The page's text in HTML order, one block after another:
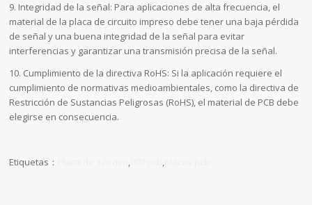
9. Integridad de la señal: Para aplicaciones de alta frecuencia, el
material de la placa de circuito impreso debe tener una baja pérdida
de señal y una buena integridad de la señal para evitar
interferencias y garantizar una transmisión precisa de la señal.
10. Cumplimiento de la directiva RoHS: Si la aplicación requiere el
cumplimiento de normativas medioambientales, como la directiva de
Restricción de Sustancias Peligrosas (RoHS), el material de PCB debe
elegirse en consecuencia.
Etiquetas：